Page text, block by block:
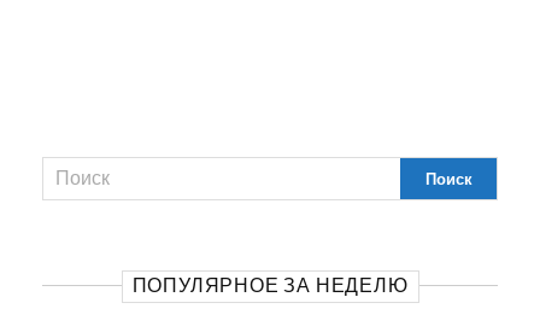
ПОПУЛЯРНОЕ ЗА НЕДЕЛЮ